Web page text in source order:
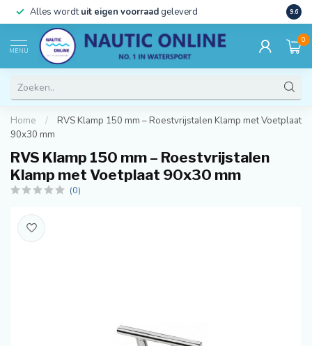
Alles wordtuit eigen voorraad geleverd 9.6
MENU
0
Home /
RVS Klamp 150 mm – Roestvrijstalen Klamp met Voetplaat
90x30 mm
RVS Klamp 150 mm – Roestvrijstalen
Klamp met Voetplaat 90x30 mm
(0)